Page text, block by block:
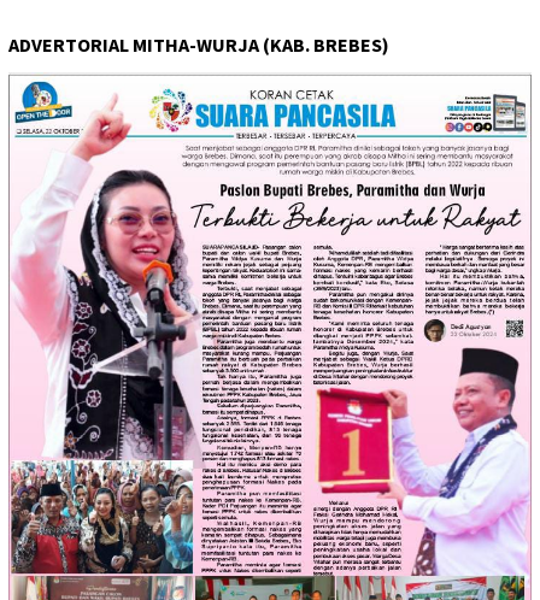
ADVERTORIAL MITHA-WURJA (KAB. BREBES)